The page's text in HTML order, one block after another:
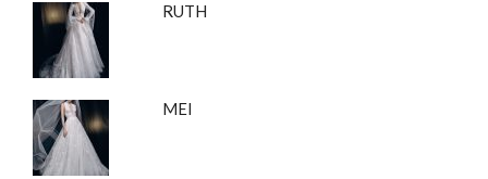
RUTH
MEI